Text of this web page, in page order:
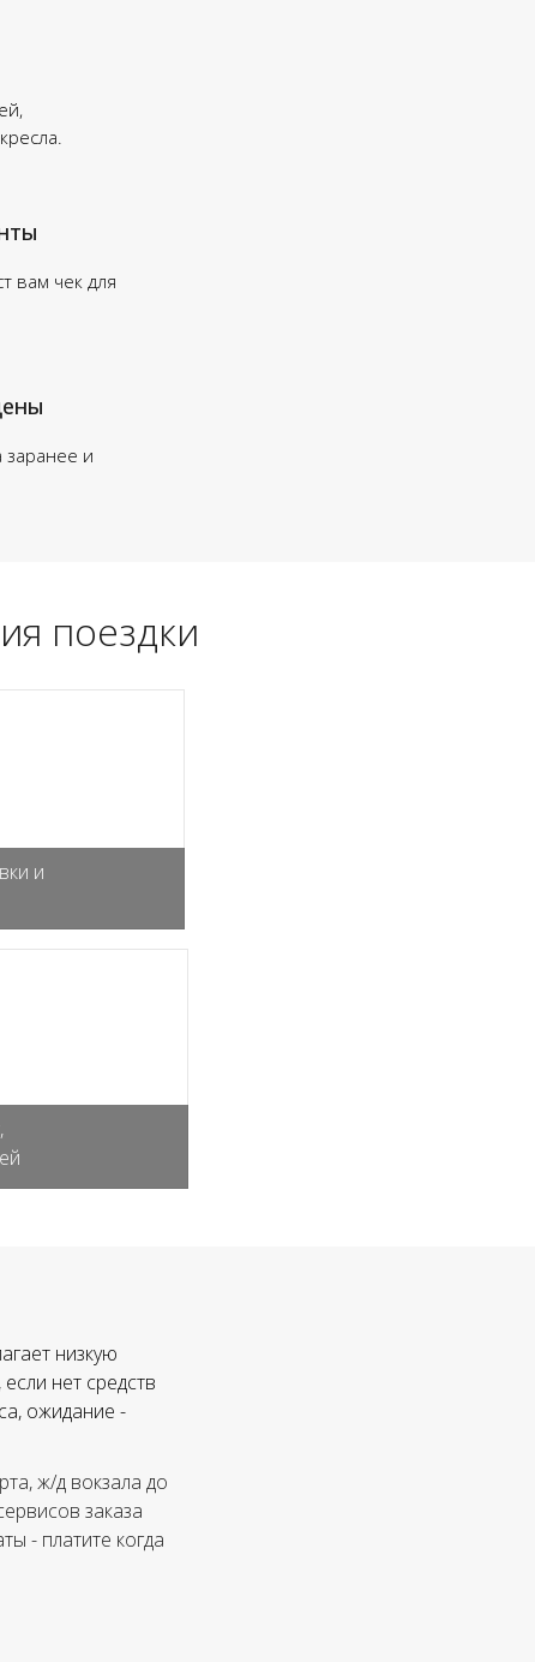
вам чек для
заранее и
поездки
и
ж/д вокзала до
заказа
- платите когда
низкую
нет средств
ожидание -